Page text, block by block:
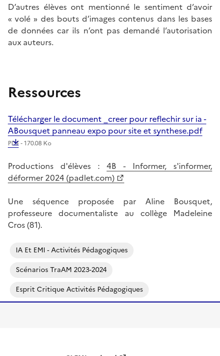
D’autres élèves ont mentionné le sentiment d’avoir
« volé » des bouts d’images contenus dans les bases
de données car ils n’ont pas demandé l’autorisation
aux auteurs.
Ressources
Télécharger le document _creer pour reflechir sur ia -
ABousquet panneau expo pour site et synthese.pdf
PDF - 170.08 Ko
Productions d'élèves : 4B - Informer, s'informer,
déformer 2024 (padlet.com)
Une séquence proposée par Aline Bousquet,
professeure documentaliste au collège Madeleine
Cros (81).
IA Et EMI - Activités Pédagogiques
Scénarios TraAM 2023-2024
Esprit Critique Activités Pédagogiques